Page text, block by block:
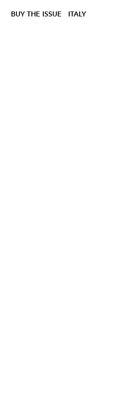
BUY THE ISSUE ITALY